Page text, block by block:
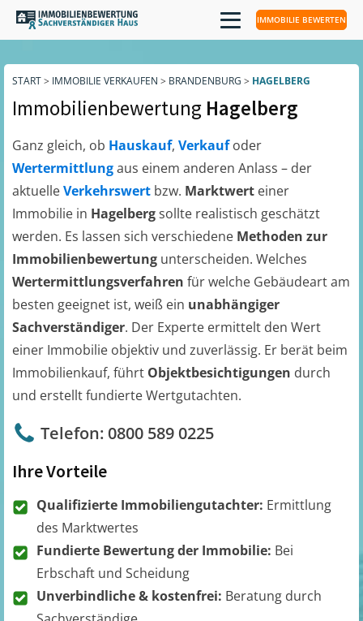
IMMOBILIE BEWERTEN
START> IMMOBILIE VERKAUFEN > BRANDENBURG > HAGELBERG
Immobilienbewertung Hagelberg
Ganz gleich, ob Hauskauf, Verkaufoder
Wertermittlungaus einem anderen Anlass – der
aktuelleVerkehrswert bzw. Marktwert einer
Immobilie in Hagelbergsollte realistisch geschätzt
werden. Es lassen sich verschiedene Methoden zur
Immobilienbewertung unterscheiden. Welches
Wertermittlungsverfahren für welche Gebäudeart am
besten geeignet ist, weiß ein unabhängiger
Sachverständiger. Der Experte ermittelt den Wert
einer Immobilie objektiv und zuverlässig. Er berät beim
Immobilienkauf, führt Objektbesichtigungen durch
und erstellt fundierte Wertgutachten.
Telefon: 0800 589 0225
Ihre Vorteile
Qualifizierte Immobiliengutachter: Ermittlung
des Marktwertes
Fundierte Bewertung der Immobilie: Bei
Erbschaft und Scheidung
Unverbindliche & kostenfrei: Beratung durch